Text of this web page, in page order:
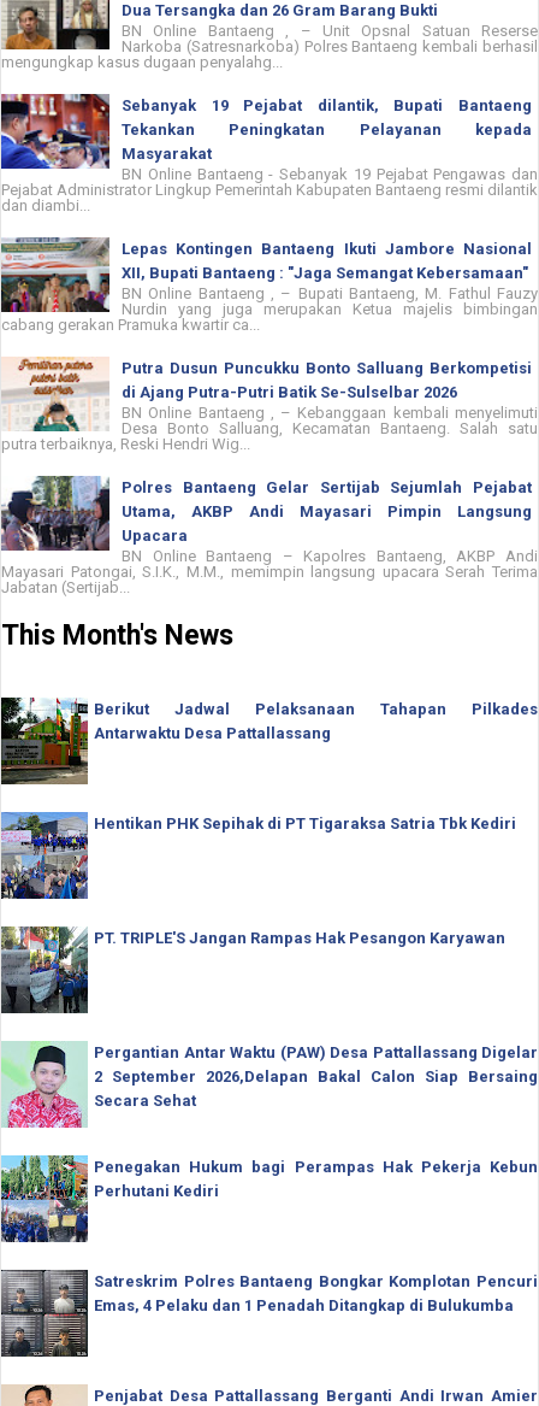
Dua Tersangka dan 26 Gram Barang Bukti
BN Online Bantaeng , – Unit Opsnal Satuan Reserse
Narkoba (Satresnarkoba) Polres Bantaeng kembali berhasil
mengungkap kasus dugaan penyalahg...
Sebanyak 19 Pejabat dilantik, Bupati Bantaeng
Tekankan Peningkatan Pelayanan kepada
Masyarakat
BN Online Bantaeng - Sebanyak 19 Pejabat Pengawas dan
Pejabat Administrator Lingkup Pemerintah Kabupaten Bantaeng resmi dilantik
dan diambi...
Lepas Kontingen Bantaeng Ikuti Jambore Nasional
XII, Bupati Bantaeng : "Jaga Semangat Kebersamaan"
BN Online Bantaeng , – Bupati Bantaeng, M. Fathul Fauzy
Nurdin yang juga merupakan Ketua majelis bimbingan
cabang gerakan Pramuka kwartir ca...
Putra Dusun Puncukku Bonto Salluang Berkompetisi
di Ajang Putra-Putri Batik Se-Sulselbar 2026
BN Online Bantaeng , – Kebanggaan kembali menyelimuti
Desa Bonto Salluang, Kecamatan Bantaeng. Salah satu
putra terbaiknya, Reski Hendri Wig...
Polres Bantaeng Gelar Sertijab Sejumlah Pejabat
Utama, AKBP Andi Mayasari Pimpin Langsung
Upacara
BN Online Bantaeng – Kapolres Bantaeng, AKBP Andi
Mayasari Patongai, S.I.K., M.M., memimpin langsung upacara Serah Terima
Jabatan (Sertijab...
This Month's News
Berikut Jadwal Pelaksanaan Tahapan Pilkades
Antarwaktu Desa Pattallassang
Hentikan PHK Sepihak di PT Tigaraksa Satria Tbk Kediri
PT. TRIPLE'S Jangan Rampas Hak Pesangon Karyawan
Pergantian Antar Waktu (PAW) Desa Pattallassang Digelar
2 September 2026,Delapan Bakal Calon Siap Bersaing
Secara Sehat
Penegakan Hukum bagi Perampas Hak Pekerja Kebun
Perhutani Kediri
Satreskrim Polres Bantaeng Bongkar Komplotan Pencuri
Emas, 4 Pelaku dan 1 Penadah Ditangkap di Bulukumba
Penjabat Desa Pattallassang Berganti Andi Irwan Amier